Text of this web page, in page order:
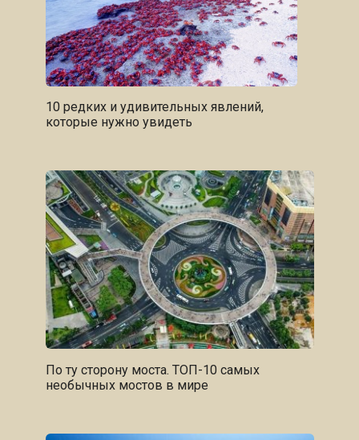
10 редких и удивительных явлений,
которые нужно увидеть
По ту сторону моста. ТОП-10 самых
необычных мостов в мире